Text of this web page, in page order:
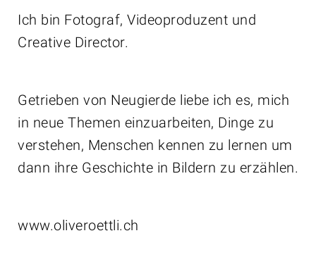
Ich bin Fotograf, Videoproduzent und
Creative Director.
Getrieben von Neugierde liebe ich es, mich
in neue Themen einzuarbeiten, Dinge zu
verstehen, Menschen kennen zu lernen um
dann ihre Geschichte in Bildern zu erzählen.
www.oliveroettli.ch